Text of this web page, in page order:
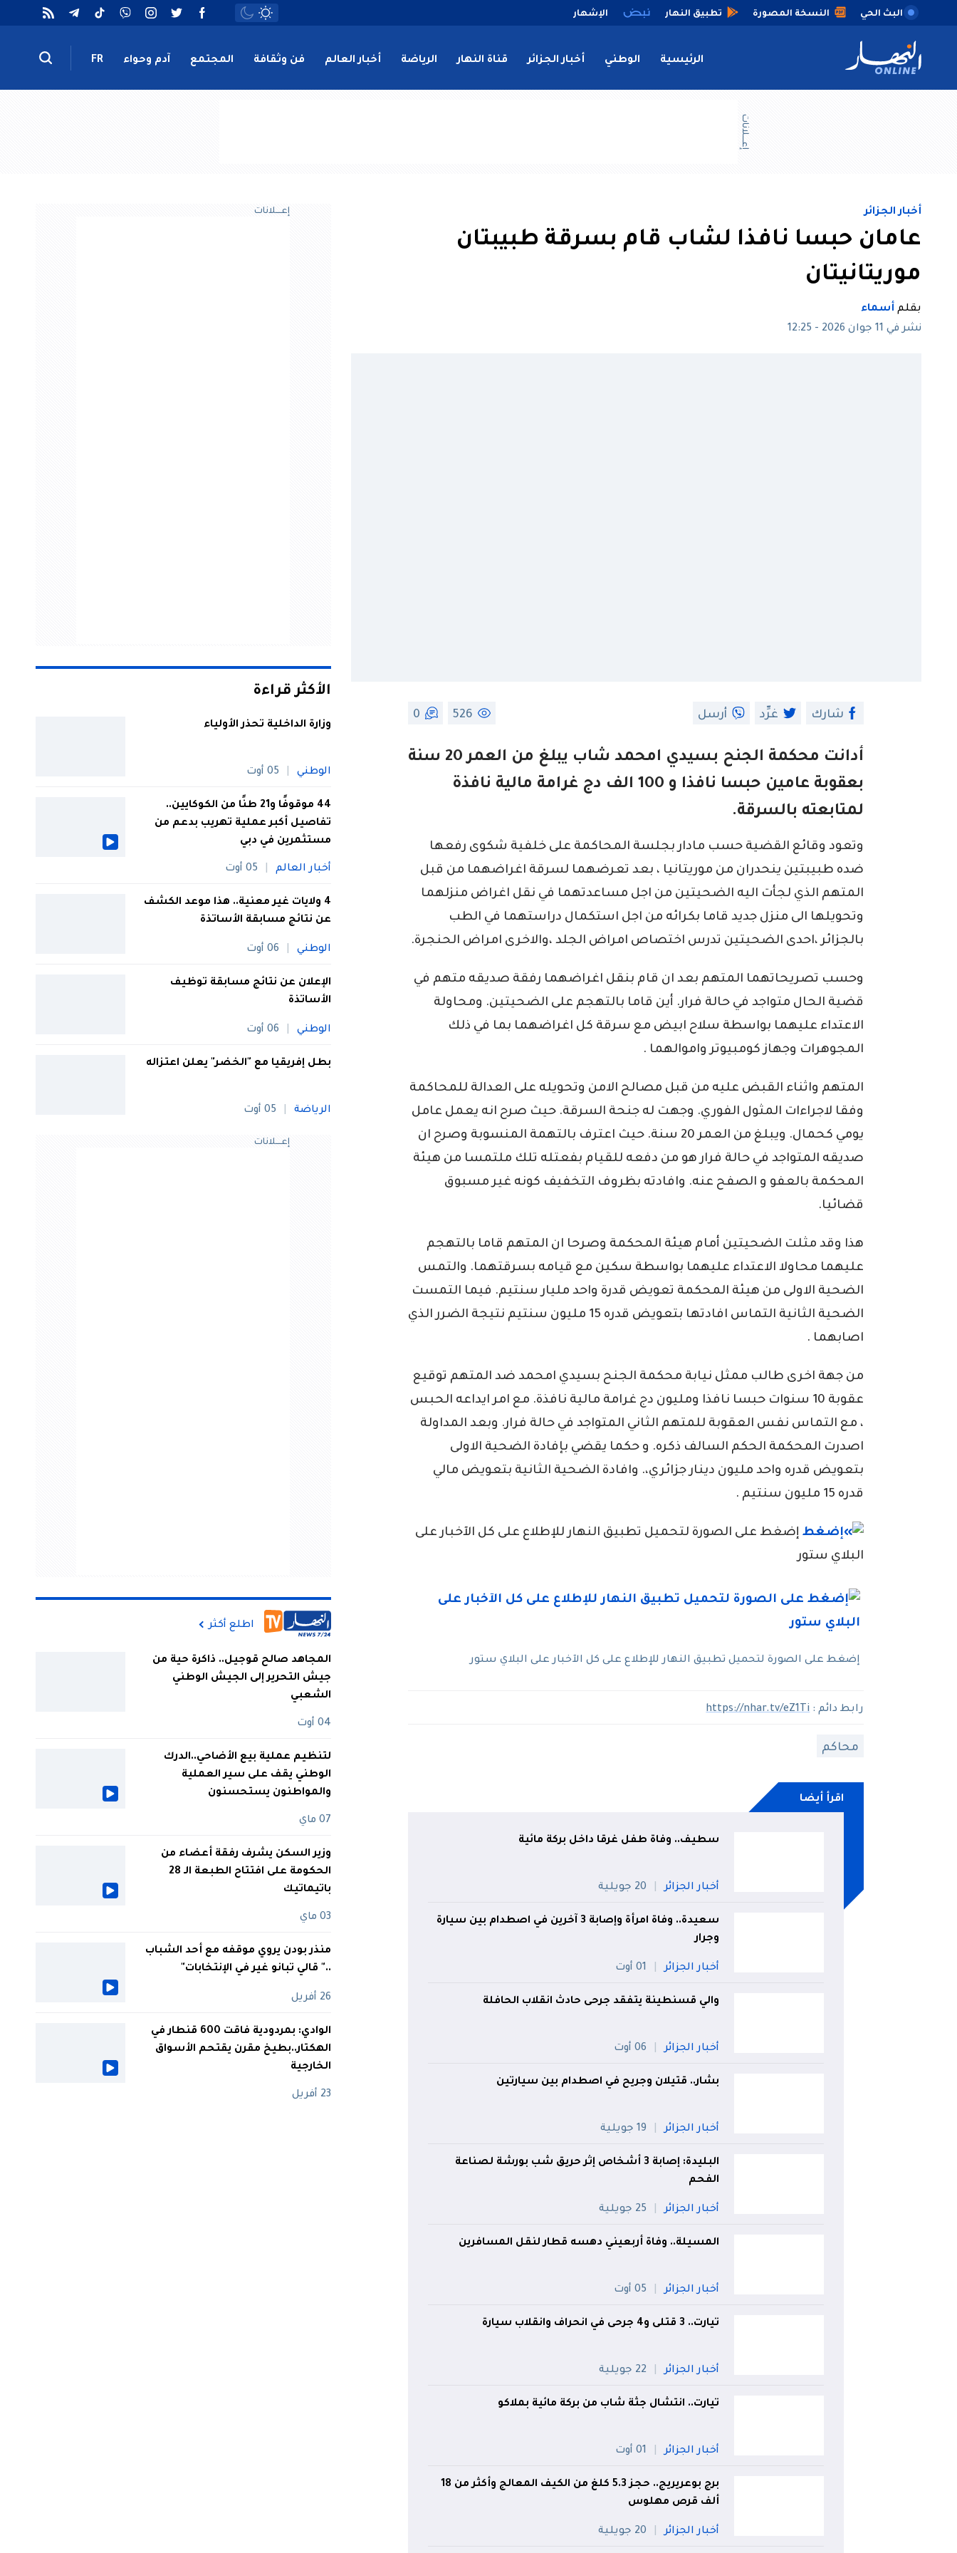
البث الحي النسخة المصورة تطبيق النهار الإشهار
الرئيسية الوطني أخبار الجزائر قناة النهار الرياضة أخبار العالم فن وثقافة المجتمع آدم وحواء FR
إعــــلانات
أخبار الجزائر
عامان حبسا نافذا لشاب قام بسرقة طبيبتان
موريتانيتان
بقلم أسماء
نشر في 11 جوان 2026 - 12:25
شارك غرِّد أرسل 526
0
أدانت محكمة الجنح بسيدي امحمد شاب يبلغ من العمر 20 سنة
بعقوبة عامين حبسا نافذا و 100 الف دج غرامة مالية نافذة
لمتابعته بالسرقة.
وتعود وقائع القضية حسب مادار بجلسة المحاكمة على خلفية شكوى رفعها
ضده طبيبتين ينحدران من موريتانيا ، بعد تعرضهما لسرقة اغراضهما من قبل
المتهم الذي لجأت اليه الضحيتين من اجل مساعدتهما في نقل اغراض منزلهما
وتحويلها الى منزل جديد قاما بكرائه من اجل استكمال دراستهما في الطب
بالجزائر ،احدى الضحيتين تدرس اختصاص امراض الجلد ،والاخرى امراض الحنجرة.
وحسب تصريحاتهما المتهم بعد ان قام بنقل اغراضهما رفقة صديقه متهم في
قضية الحال متواجد في حالة فرار. أين قاما بالتهجم على الضحيتين. ومحاولة
الاعتداء عليهما بواسطة سلاح ابيض مع سرقة كل اغراضهما بما في ذلك
المجوهرات وجهاز كومبيوتر واموالهما .
المتهم واثناء القبض عليه من قبل مصالح الامن وتحويله على العدالة للمحاكمة
وفقا لاجراءات المثول الفوري. وجهت له جنحة السرقة. حيث صرح انه يعمل عامل
يومي كحمال. ويبلغ من العمر 20 سنة. حيث اعترف بالتهمة المنسوبة وصرح ان
صديقه المتواجد في حالة فرار هو من دفعه للقيام بفعتله تلك ملتمسا من هيئة
المحكمة بالعفو و الصفح عنه. وافادته بظروف التخفيف كونه غير مسبوق
قضائيا.
هذا وقد مثلت الضحيتين أمام هيئة المحكمة وصرحا ان المتهم قاما بالتهجم
عليهما محاولا الاعتداء عليهما بواسطة سكين مع قيامه بسرقتهما. والتمس
الضحية الاولى من هيئة المحكمة تعويض قدرة واحد مليار سنتيم. فيما التمست
الضحية الثانية التماس افادتها بتعويض قدره 15 مليون سنتيم نتيجة الضرر الذي
اصابهما .
من جهة اخرى طالب ممثل نيابة محكمة الجنح بسيدي امحمد ضد المتهم توقيع
عقوبة 10 سنوات حبسا نافذا ومليون دج غرامة مالية نافذة. مع امر ايداعه الحبس
، مع التماس نفس العقوبة للمتهم الثاني المتواجد في حالة فرار. وبعد المداولة
اصدرت المحكمة الحكم السالف ذكره. و حكما يقضي بإفادة الضحية الاولى
بتعويض قدره واحد مليون دينار جزائري،. وافادة الضحية الثانية بتعويض مالي
قدره 15 مليون سنتيم .
إضغط على الصورة لتحميل تطبيق النهار للإطلاع على كل الآخبار على
البلاي ستور
إضغط على الصورة لتحميل تطبيق النهار للإطلاع على كل الآخبار على البلاي ستور
رابط دائم :https://nhar.tv/eZ1Ti
محاكم
اقرأ أيضا
سطيف.. وفاة طفل غرقا داخل بركة مائية
أخبار الجزائر 20 جويلية
سعيدة.. وفاة امرأة وإصابة 3 آخرين في اصطدام بين سيارة
وجرار
أخبار الجزائر 01 أوت
والي قسنطينة يتفقد جرحى حادث انقلاب الحافلة
أخبار الجزائر 06 أوت
بشار.. قتيلان وجريح في اصطدام بين سيارتين
أخبار الجزائر 19 جويلية
البليدة: إصابة 3 أشخاص إثر حريق شب بورشة لصناعة
الفحم
أخبار الجزائر 25 جويلية
المسيلة.. وفاة أربعيني دهسه قطار لنقل المسافرين
أخبار الجزائر 05 أوت
تيارت.. 3 قتلى و4 جرحى في انحراف وانقلاب سيارة
أخبار الجزائر 22 جويلية
تيارت.. انتشال جثة شاب من بركة مائية بملاكو
أخبار الجزائر 01 أوت
برج بوعريريج.. حجز 5.3 كلغ من الكيف المعالج وأكثر من 18
ألف قرص مهلوس
أخبار الجزائر 20 جويلية
إعــــلانات
الأكثر قراءة
وزارة الداخلية تحذر الأولياء
الوطني 05 أوت
44 موقوفًا و21 طنًا من الكوكايين..
تفاصيل أكبر عملية تهريب بدعم من
مستثمرين في دبي
أخبار العالم 05 أوت
4 ولايات غير معنية.. هذا موعد الكشف
عن نتائج مسابقة الأساتذة
الوطني 06 أوت
الإعلان عن نتائج مسابقة توظيف
الأساتذة
الوطني 06 أوت
بطل إفريقيا مع "الخضر" يعلن اعتزاله
الرياضة 05 أوت
إعــــلانات
اطلع أكثر
المجاهد صالح قوجيل.. ذاكرة حية من
جيش التحرير إلى الجيش الوطني
الشعبي
04 أوت
لتنظيم عملية بيع الأضاحي..الدرك
الوطني يقف على سير العملية
والمواطنون يستحسنون
07 ماي
وزير السكن يشرف رفقة أعضاء من
الحكومة على افتتاح الطبعة الـ 28
باتيماتيك
03 ماي
منذر بودن يروي موقفه مع أحد الشباب
.." قالي تبانو غير في الإنتخابات"
26 أفريل
الوادي: بمردودية فاقت 600 قنطار في
الهكتار..بطيخ مقرن يقتحم الأسواق
الخارجية
23 أفريل